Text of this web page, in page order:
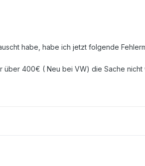
habe, habe ich jetzt folgende
400€ ( Neu bei VW) die Sache nicht